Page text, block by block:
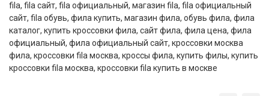
fila, fila сайт, fila официальный, магазин fila, fila официальный
сайт, fila обувь, фила купить, магазин фила, обувь фила, фила
каталог, купить кроссовки фила, сайт фила, фила цена, фила
официальный, фила официальный сайт, кроссовки москва
фила, кроссовки fila москва, кроссы фила, купить филы, купить
кроссовки fila москва, кроссовки fila купить в москве